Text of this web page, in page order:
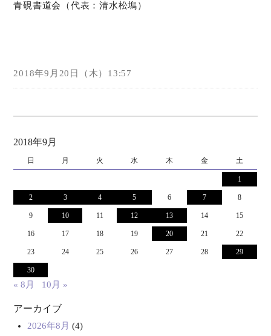
青硯書道会（代表：清水松塢）
2018年9月20日（木）13:57
2018年9月
日 月 火 水 木 金 土
1
2 3 4 5 6 7 8
9 10 11 12 13 14 15
16 17 18 19 20 21 22
23 24 25 26 27 28 29
30
« 8月 10月 »
アーカイブ
2026年8月 (4)